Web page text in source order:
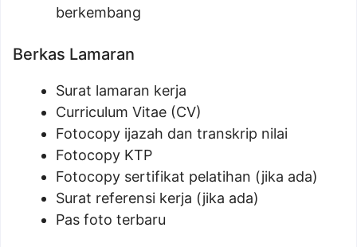
berkembang
Berkas Lamaran
Surat lamaran kerja
Curriculum Vitae (CV)
Fotocopy ijazah dan transkrip nilai
Fotocopy KTP
Fotocopy sertifikat pelatihan (jika ada)
Surat referensi kerja (jika ada)
Pas foto terbaru